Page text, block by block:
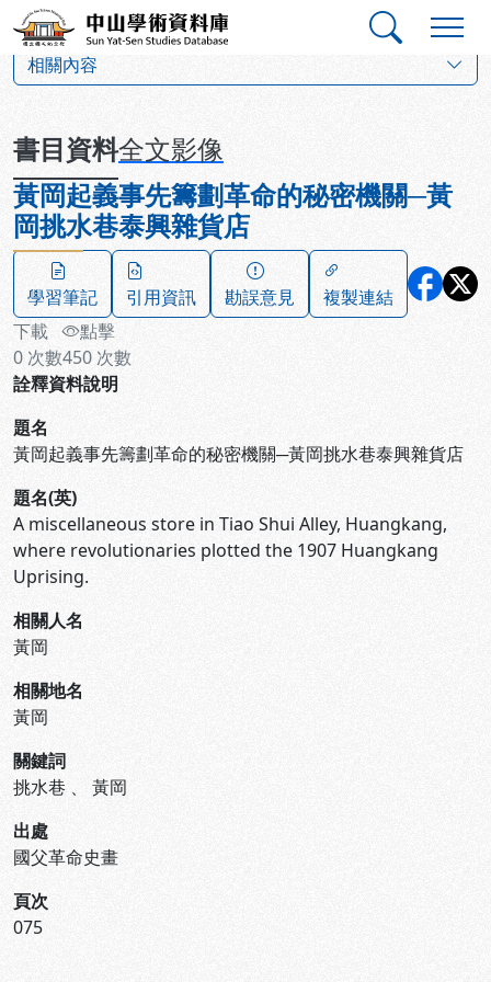
跳到主要內容
中山學術資料庫
相關內容
書目資料全文影像
黃岡起義事先籌劃革命的秘密機關─黃
岡挑水巷泰興雜貨店
學習筆記 引用資訊 勘誤意見
複製連結
下載
0 次數
點擊
450 次數
詮釋資料說明
題名
黃岡起義事先籌劃革命的秘密機關─黃岡挑水巷泰興雜貨店
題名(英)
A miscellaneous store in Tiao Shui Alley, Huangkang,
where revolutionaries plotted the 1907 Huangkang
Uprising.
相關人名
黃岡
相關地名
黃岡
關鍵詞
挑水巷 、 黃岡
出處
國父革命史畫
頁次
075